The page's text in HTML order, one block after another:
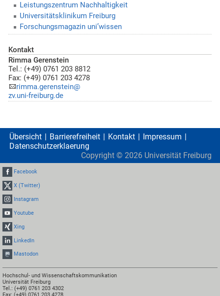
Leistungszentrum Nachhaltigkeit
Universitätsklinikum Freiburg
Forschungsmagazin uni’wissen
Kontakt
Rimma Gerenstein
Tel.: (+49) 0761 203 8812
Fax: (+49) 0761 203 4278
rimma.gerenstein@
zv.uni-freiburg.de
Übersicht Barrierefreiheit Kontakt
Impressum
Datenschutzerklaerung
Copyright © 2026 Universität Freiburg
Facebook
X (Twitter)
Instagram
Youtube
Xing
LinkedIn
Mastodon
Hochschul- und Wissenschaftskommunikation
Universität Freiburg
Tel.: (+49) 0761 203 4302